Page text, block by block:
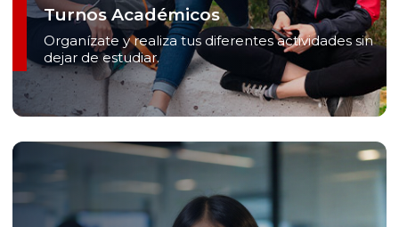
Turnos Académicos
Organízate y realiza tus diferentes actividades sin
dejar de estudiar.